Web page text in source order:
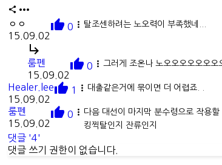
 
ㅇㅇ
15.09.02
 0  탈조센하려는 노오력이 부족했네...

룸펜
15.09.02
 0  그러게 조온나 노오오오오오오오
Healer.lee
15.09.02
 1  대출같은거에 묶이면 더 어렵죠. .
룸펜
15.09.02
 0  다음 대선이 마지막 분수령으로 작용할
킹찍탈인지 잔류인지
댓글 '4'
댓글 쓰기 권한이 없습니다.